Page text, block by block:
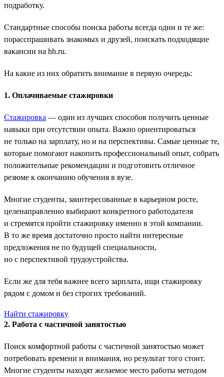
подработку.
Стандартные способы поиска работы всегда одни и те же:
порасспрашивать знакомых и друзей, поискать подходящие
вакансии на hh.ru.
На какие из них обратить внимание в первую очередь:
1. Оплачиваемые стажировки
Стажировка — один из лучших способов получить ценные
навыки при отсутствии опыта. Важно ориентироваться
не только на зарплату, но и на перспективы. Самые ценные те,
которые помогают накопить профессиональный опыт, собрать
положительные рекомендации и подготовить отличное
резюме к окончанию обучения в вузе.
Многие студенты, заинтересованные в карьерном росте,
целенаправленно выбирают конкретного работодателя
и стремятся пройти стажировку именно в этой компании.
В то же время достаточно просто найти интересные
предложения не по будущей специальности,
но с перспективой трудоустройства.
Если же для тебя важнее всего зарплата, ищи стажировку
рядом с домом и без строгих требований.
Найти стажировку
2. Работа с частичной занятостью
Поиск комфортной работы с частичной занятостью может
потребовать времени и внимания, но результат того стоит.
Многие студенты находят желаемое место работы методом